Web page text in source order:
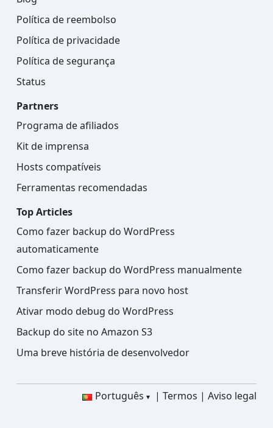
Política de reembolso
Política de privacidade
Política de segurança
Status
Partners
Programa de afiliados
Kit de imprensa
Hosts compatíveis
Ferramentas recomendadas
Top Articles
Como fazer backup do WordPress
automaticamente
Como fazer backup do WordPress manualmente
Transferir WordPress para novo host
Ativar modo debug do WordPress
Backup do site no Amazon S3
Uma breve história de desenvolvedor
Português Termos Aviso legal